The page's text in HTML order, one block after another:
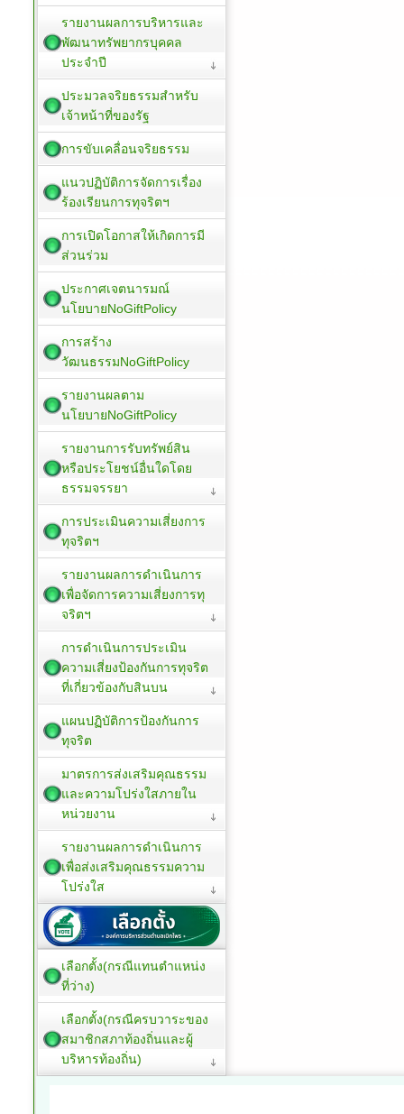
รายงานผลการบริหารและ
พัฒนาทรัพยากรบุคคล
ประจำปี
ประมวลจริยธรรมสำหรับ
เจ้าหน้าที่ของรัฐ
การขับเคลื่อนจริยธรรม
แนวปฏิบัติการจัดการเรื่อง
ร้องเรียนการทุจริตฯ
การเปิดโอกาสให้เกิดการมี
ส่วนร่วม
ประกาศเจตนารมณ์
นโยบายNoGiftPolicy
การสร้าง
วัฒนธรรมNoGiftPolicy
รายงานผลตาม
นโยบายNoGiftPolicy
รายงานการรับทรัพย์สิน
หรือประโยชน์อื่นใดโดย
ธรรมจรรยา
การประเมินความเสี่ยงการ
ทุจริตฯ
รายงานผลการดำเนินการ
เพื่อจัดการความเสี่ยงการทุ
จริตฯ
การดำเนินการประเมิน
ความเสี่ยงป้องกันการทุจริต
ที่เกี่ยวข้องกับสินบน
แผนปฏิบัติการป้องกันการ
ทุจริต
มาตรการส่งเสริมคุณธรรม
และความโปร่งใสภายใน
หน่วยงาน
รายงานผลการดำเนินการ
เพื่อส่งเสริมคุณธรรมความ
โปร่งใส
เลือกตั้ง(กรณีแทนตำแหน่ง
ที่ว่าง)
เลือกตั้ง(กรณีครบวาระของ
สมาชิกสภาท้องถิ่นและผู้
บริหารท้องถิ่น)